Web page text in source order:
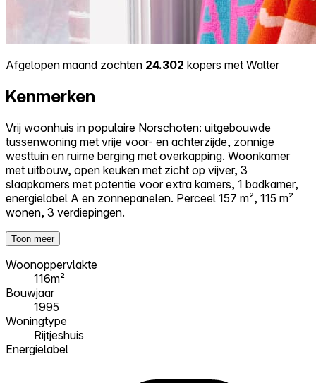
Afgelopen maand zochten 24.302 kopers met Walter
Kenmerken
Vrij woonhuis in populaire Norschoten: uitgebouwde
tussenwoning met vrije voor- en achterzijde, zonnige
westtuin en ruime berging met overkapping. Woonkamer
met uitbouw, open keuken met zicht op vijver, 3
slaapkamers met potentie voor extra kamers, 1 badkamer,
energielabel A en zonnepanelen. Perceel 157 m², 115 m²
wonen, 3 verdiepingen.
Toon meer
Woonoppervlakte
116m²
Bouwjaar
1995
Woningtype
Rijtjeshuis
Energielabel